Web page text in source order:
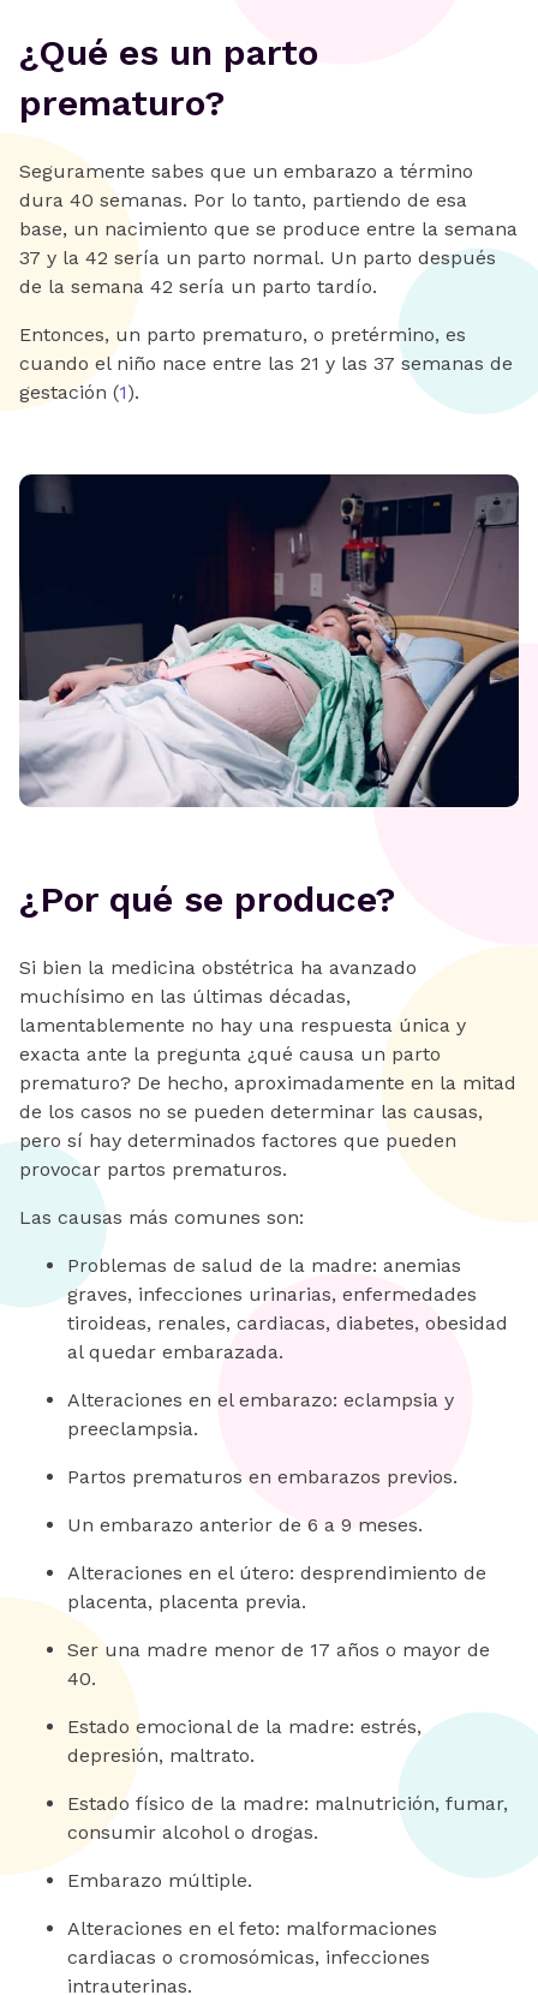
‍¿Qué es un parto
prematuro?
Seguramente sabes que un embarazo a término
dura 40 semanas. Por lo tanto, partiendo de esa
base, un nacimiento que se produce entre la semana
37 y la 42 sería un parto normal. Un parto después
de la semana 42 sería un parto tardío.
Entonces, un parto prematuro, o pretérmino, es
cuando el niño nace entre las 21 y las 37 semanas de
gestación (1).
‍¿Por qué se produce?
Si bien la medicina obstétrica ha avanzado
muchísimo en las últimas décadas,
lamentablemente no hay una respuesta única y
exacta ante la pregunta ¿qué causa un parto
prematuro? De hecho, aproximadamente en la mitad
de los casos no se pueden determinar las causas,
pero sí hay determinados factores que pueden
provocar partos prematuros.
Las causas más comunes son:
Problemas de salud de la madre: anemias
graves, infecciones urinarias, enfermedades
tiroideas, renales, cardiacas, diabetes, obesidad
al quedar embarazada.
Alteraciones en el embarazo: eclampsia y
preeclampsia.
Partos prematuros en embarazos previos.
Un embarazo anterior de 6 a 9 meses.
Alteraciones en el útero: desprendimiento de
placenta, placenta previa.
Ser una madre menor de 17 años o mayor de
40.
Estado emocional de la madre: estrés,
depresión, maltrato.
Estado físico de la madre: malnutrición, fumar,
consumir alcohol o drogas.
Embarazo múltiple.
Alteraciones en el feto: malformaciones
cardiacas o cromosómicas, infecciones
intrauterinas.